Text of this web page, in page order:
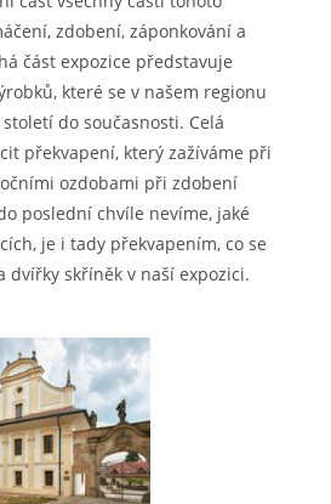
zdobení, záponkování a
část expozice představuje
které se v našem regionu
do současnosti. Celá
překvapení, který zažíváme při
ozdobami při zdobení
poslední chvíle nevíme, jaké
je i tady překvapením, co se
dvířky skříněk v naší expozici.